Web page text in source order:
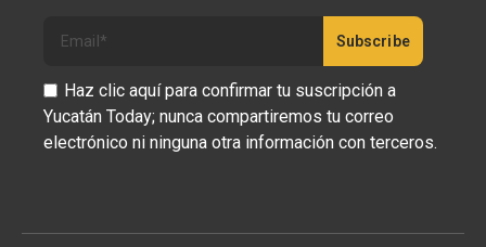
Haz clic aquí para confirmar tu suscripción a
Yucatán Today; nunca compartiremos tu correo
electrónico ni ninguna otra información con terceros.